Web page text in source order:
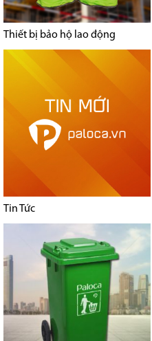
Thiết bị bảo hộ lao động
Tin Tức